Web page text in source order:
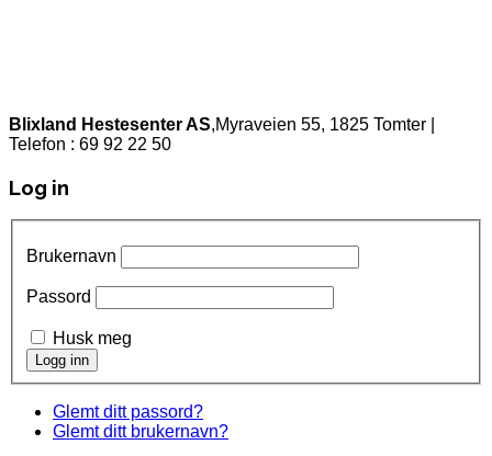
Blixland Hestesenter AS,Myraveien 55, 1825 Tomter |
Telefon : 69 92 22 50
Log in
Brukernavn
Passord
Husk meg
Glemt ditt passord?
Glemt ditt brukernavn?